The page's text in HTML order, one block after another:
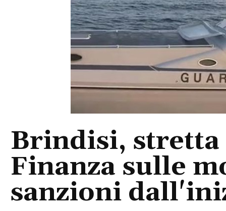
Brindisi, stretta
Finanza sulle
sanzioni